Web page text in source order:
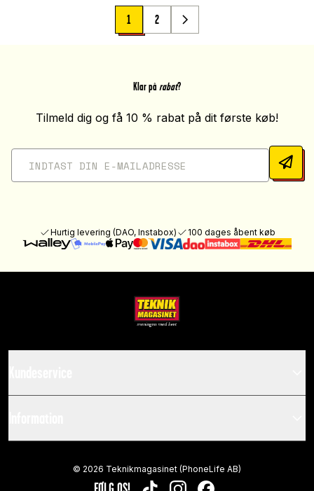
1 2
Klar på rabat?
Tilmeld dig og få 10 % rabat på dit første køb!
Hurtig levering (DAO, Instabox) 100 dages åbent køb
© 2026 Teknikmagasinet (PhoneLife AB)